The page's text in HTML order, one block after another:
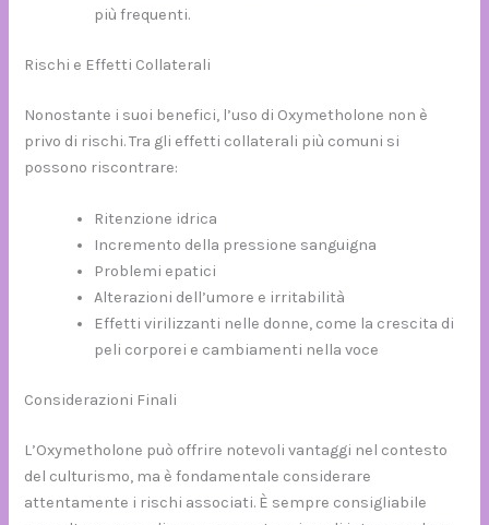
più frequenti.
Rischi e Effetti Collaterali
Nonostante i suoi benefici, l’uso di Oxymetholone non è
privo di rischi. Tra gli effetti collaterali più comuni si
possono riscontrare:
Ritenzione idrica
Incremento della pressione sanguigna
Problemi epatici
Alterazioni dell’umore e irritabilità
Effetti virilizzanti nelle donne, come la crescita di
peli corporei e cambiamenti nella voce
Considerazioni Finali
L’Oxymetholone può offrire notevoli vantaggi nel contesto
del culturismo, ma è fondamentale considerare
attentamente i rischi associati. È sempre consigliabile